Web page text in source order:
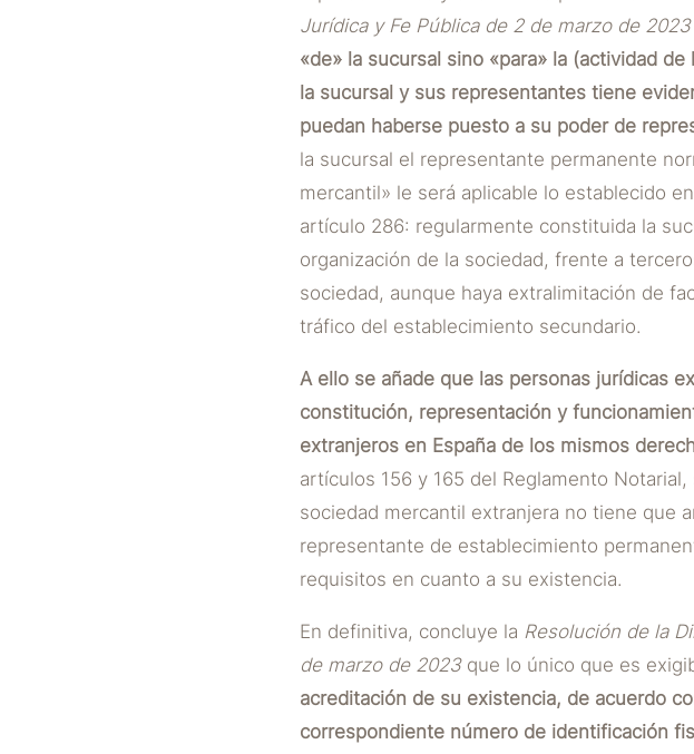
Jurídica y Fe Pública de 2 de marzo de 2023
«de» la sucursal sino «para» la (actividad
la sucursal y sus representantes tiene
puedan haberse puesto a su poder de
la sucursal el representante permanente
mercantil» le será aplicable lo establecido
artículo 286: regularmente constituida la
organización de la sociedad, frente a
sociedad, aunque haya extralimitación de
tráfico del establecimiento secundario.
A ello se añade que las personas jurídicas
constitución, representación y
extranjeros en España de los mismos
artículos 156 y 165 del Reglamento
sociedad mercantil extranjera no tiene que
representante de establecimiento
requisitos en cuanto a su existencia.
En definitiva, concluye la Resolución de la
de marzo de 2023 que lo único que es
acreditación de su existencia, de acuerdo
correspondiente número de identificación